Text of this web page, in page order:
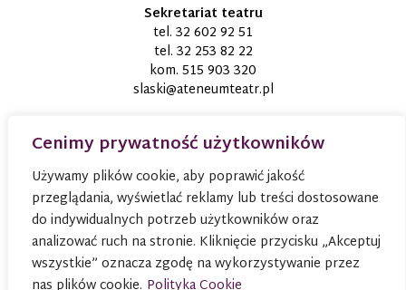
Cenimy prywatność użytkowników
Używamy plików cookie, aby poprawić jakość
przeglądania, wyświetlać reklamy lub treści dostosowane
do indywidualnych potrzeb użytkowników oraz
analizować ruch na stronie. Kliknięcie przycisku „Akceptuj
wszystkie” oznacza zgodę na wykorzystywanie przez
Sekretariat teatru
tel. 32 602 92 51
tel. 32 253 82 22
kom. 515 903 320
slaski@ateneumteatr.pl